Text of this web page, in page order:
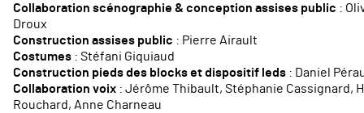
Collaboration scénographie & conception assises public :
Droux
Construction assises public : Pierre Airault
Costumes : Stéfani Giquiaud
Construction pieds des blocks et dispositif leds : Daniel
Collaboration voix : Jérôme Thibault, Stéphanie Cassignard,
Rouchard, Anne Charneau